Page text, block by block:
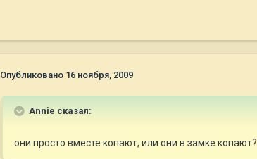
Опубликовано 16 ноября, 2009
Annie сказал:
они просто вместе копают, или они в замке копают?